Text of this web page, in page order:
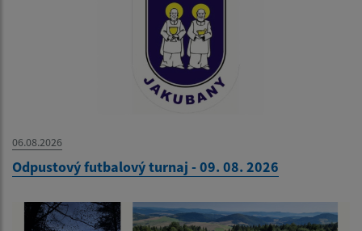
06.08.2026
Odpustový futbalový turnaj - 09. 08. 2026